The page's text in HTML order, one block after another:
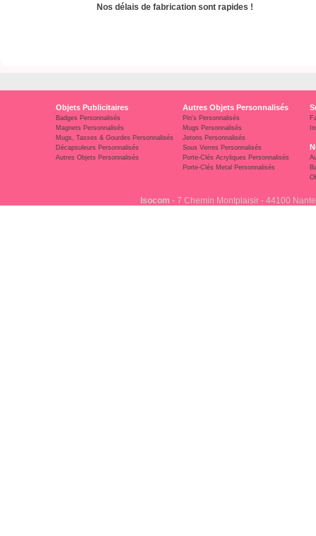
Nos délais de fabrication sont rapides !
Objets Publicitaires
Badges Personnalisés
Magnets Personnalisés
Mugs, Tasses & Gourdes Personnalisés
Décapsuleurs Personnalisés
Autres Objets Personnalisés
Autres Objets Personnalisés
Pin's Personnalisés
Mugs Personnalisés
Jetons Personnalisés
Sous Verres Personnalisés
Porte-Clés Acryliques Personnalisés
Porte-Clés Metal Personnalisés
Isocom - 7 Chemin Montplaisir - 44100